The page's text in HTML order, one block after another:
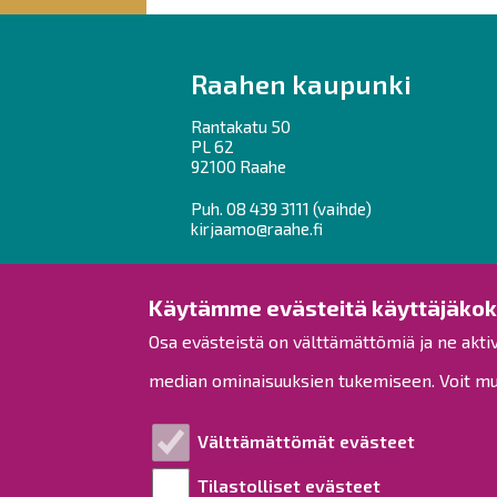
Käytämme evästeitä
Osa evästeistä on välttämättömiä ja ne
median ominaisuuksien tukemiseen. Voit
Välttämättömät evästeet
Tilastolliset evästeet
here:
Raahen kaupunki
Rantakatu 50
PL 62
92100 Raahe
Puh. 08 439 3111 (vaihde)
kirjaamo@raahe.fi
Y-tunnus: 1791817-6